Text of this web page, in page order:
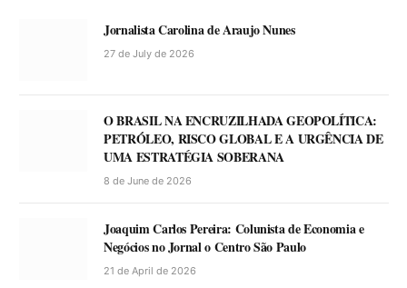
Jornalista Carolina de Araujo Nunes
27 de July de 2026
O BRASIL NA ENCRUZILHADA GEOPOLÍTICA:
PETRÓLEO, RISCO GLOBAL E A URGÊNCIA DE
UMA ESTRATÉGIA SOBERANA
8 de June de 2026
Joaquim Carlos Pereira: Colunista de Economia e
Negócios no Jornal o Centro São Paulo
21 de April de 2026